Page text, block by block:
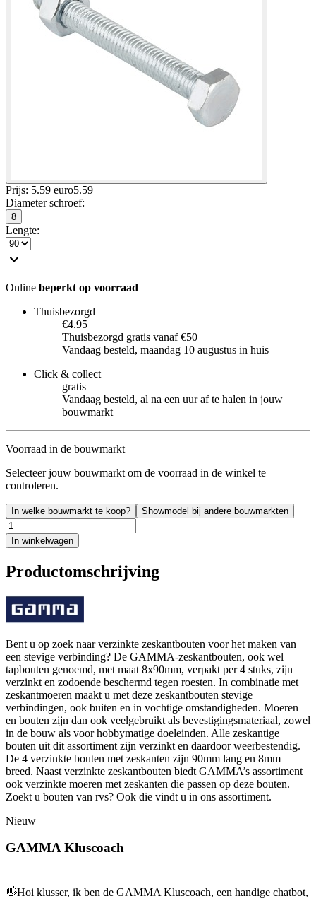
Prijs: 5.59 euro5.59
Diameter schroef:
8
Lengte:
Online beperkt op voorraad
Thuisbezorgd
€4.95
Thuisbezorgd gratis vanaf €50
Vandaag besteld, maandag 10 augustus in huis
Click & collect
gratis
Vandaag besteld, al na een uur af te halen in jouw
bouwmarkt
Voorraad in de bouwmarkt
Selecteer jouw bouwmarkt om de voorraad in de winkel te
controleren.
In welke bouwmarkt te koop? Showmodel bij andere bouwmarkten
In winkelwagen
Productomschrijving
Bent u op zoek naar verzinkte zeskantbouten voor het maken van
een stevige verbinding? De GAMMA-zeskantbouten, ook wel
tapbouten genoemd, met maat 8x90mm, verpakt per 4 stuks, zijn
verzinkt en zodoende beschermd tegen roesten. In combinatie met
zeskantmoeren maakt u met deze zeskantbouten stevige
verbindingen, ook buiten en in vochtige omstandigheden. Moeren
en bouten zijn dan ook veelgebruikt als bevestigingsmateriaal, zowel
in de bouw als voor hobbymatige doeleinden. Alle zeskantige
bouten uit dit assortiment zijn verzinkt en daardoor weerbestendig.
De 4 verzinkte bouten met zeskanten zijn 90mm lang en 8mm
breed. Naast verzinkte zeskantbouten biedt GAMMA’s assortiment
ook verzinkte moeren met zeskanten die passen op deze bouten.
Zoekt u bouten van rvs? Ook die vindt u in ons assortiment.
Nieuw
GAMMA Kluscoach
👋Hoi klusser, ik ben de GAMMA Kluscoach, een handige chatbot,